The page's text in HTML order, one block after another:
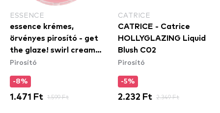
ESSENCE
essence krémes,
örvényes pirosító - get
the glaze! swirl creamy
blush 01
Pirosító
-8%
1.471 Ft 1.599 Ft
CATRICE
CATRICE - Catrice
HOLLYGLAZING Liquid
Blush C02
Pirosító
-5%
2.232 Ft 2.349 Ft